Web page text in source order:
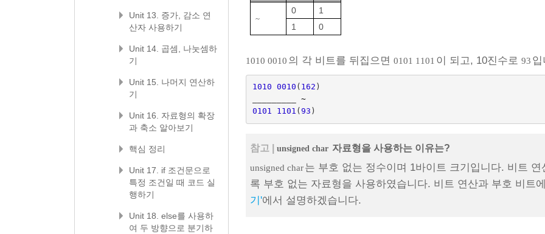
~
0
1
1
0
1010 0010 의 각 비트를 뒤집으면0101 1101 이 되고, 10진수로93
1010 0010 ( 162 )
~
0101
1101 ( 93 )
참고 | unsigned char 자료형을 사용하는 이유는?
unsigned char는 부호 없는 정수이며 1바이트 크기입니다. 비트
록 부호 없는 자료형을 사용하였습니다. 비트 연산과 부호 비트
기'에서 설명하겠습니다.
Unit 13. 증가, 감소 연
산자 사용하기
Unit 14. 곱셈, 나눗셈하
기
Unit 15. 나머지 연산하
기
Unit 16. 자료형의 확장
과 축소 알아보기
핵심 정리
Unit 17. if 조건문으로
특정 조건일 때 코드 실
행하기
Unit 18. else를 사용하
여 두 방향으로 분기하